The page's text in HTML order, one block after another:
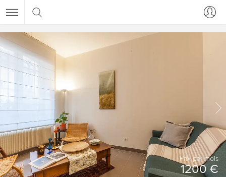
Prix ​​par mois
1200 €